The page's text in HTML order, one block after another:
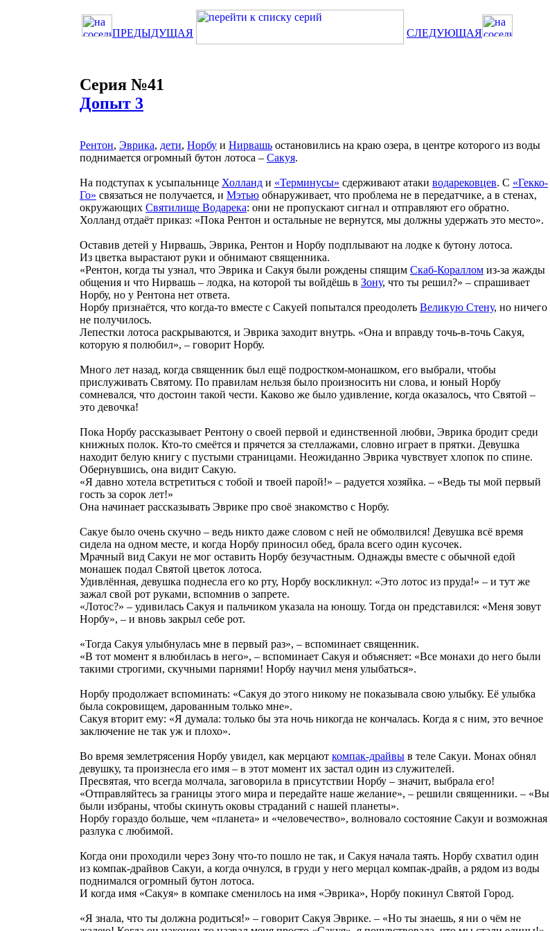
ПРЕДЫДУЩАЯ СЛЕДУЮЩАЯ
Серия №41
Допыт 3
Рентон, Эврика, дети, Норбу и Нирвашь остановились на краю озера, в центре которого из воды
поднимается огромный бутон лотоса – Сакуя.
На подступах к усыпальнице Холланд и «Терминусы» сдерживают атаки водарековцев. С «Гекко-
Го» связаться не получается, и Мэтью обнаруживает, что проблема не в передатчике, а в стенах,
окружающих Святилище Водарека: они не пропускают сигнал и отправляют его обратно.
Холланд отдаёт приказ: «Пока Рентон и остальные не вернутся, мы должны удержать это место».
Оставив детей у Нирвашь, Эврика, Рентон и Норбу подплывают на лодке к бутону лотоса.
Из цветка вырастают руки и обнимают священника.
«Рентон, когда ты узнал, что Эврика и Сакуя были рождены спящим Скаб-Кораллом из-за жажды
общения и что Нирвашь – лодка, на которой ты войдёшь в Зону, что ты решил?» – спрашивает
Норбу, но у Рентона нет ответа.
Норбу признаётся, что когда-то вместе с Сакуей попытался преодолеть Великую Стену, но ничего
не получилось.
Лепестки лотоса раскрываются, и Эврика заходит внутрь. «Она и вправду точь-в-точь Сакуя,
которую я полюбил», – говорит Норбу.
Много лет назад, когда священник был ещё подростком-монашком, его выбрали, чтобы
прислуживать Святому. По правилам нельзя было произносить ни слова, и юный Норбу
сомневался, что достоин такой чести. Каково же было удивление, когда оказалось, что Святой –
это девочка!
Пока Норбу рассказывает Рентону о своей первой и единственной любви, Эврика бродит среди
книжных полок. Кто-то смеётся и прячется за стеллажами, словно играет в прятки. Девушка
находит белую книгу с пустыми страницами. Неожиданно Эврика чувствует хлопок по спине.
Обернувшись, она видит Сакую.
«Я давно хотела встретиться с тобой и твоей парой!» – радуется хозяйка. – «Ведь ты мой первый
гость за сорок лет!»
Она начинает рассказывать Эврике про своё знакомство с Норбу.
Сакуе было очень скучно – ведь никто даже словом с ней не обмолвился! Девушка всё время
сидела на одном месте, и когда Норбу приносил обед, брала всего один кусочек.
Мрачный вид Сакуи не мог оставить Норбу безучастным. Однажды вместе с обычной едой
монашек подал Святой цветок лотоса.
Удивлённая, девушка поднесла его ко рту, Норбу воскликнул: «Это лотос из пруда!» – и тут же
зажал свой рот руками, вспомнив о запрете.
«Лотос?» – удивилась Сакуя и пальчиком указала на юношу. Тогда он представился: «Меня зовут
Норбу», – и вновь закрыл себе рот.
«Тогда Сакуя улыбнулась мне в первый раз», – вспоминает священник.
«В тот момент я влюбилась в него», – вспоминает Сакуя и объясняет: «Все монахи до него были
такими строгими, скучными парнями! Норбу научил меня улыбаться».
Норбу продолжает вспоминать: «Сакуя до этого никому не показывала свою улыбку. Её улыбка
была сокровищем, дарованным только мне».
Сакуя вторит ему: «Я думала: только бы эта ночь никогда не кончалась. Когда я с ним, это вечное
заключение не так уж и плохо».
Во время землетрясения Норбу увидел, как мерцают компак-драйвы в теле Сакуи. Монах обнял
девушку, та произнесла его имя – в этот момент их застал один из служителей.
Пресвятая, что всегда молчала, заговорила в присутствии Норбу – значит, выбрала его!
«Отправляйтесь за границы этого мира и передайте наше желание», – решили священники. – «Вы
были избраны, чтобы скинуть оковы страданий с нашей планеты».
Норбу гораздо больше, чем «планета» и «человечество», волновало состояние Сакуи и возможная
разлука с любимой.
Когда они проходили через Зону что-то пошло не так, и Сакуя начала таять. Норбу схватил один
из компак-драйвов Сакуи, а когда очнулся, в груди у него мерцал компак-драйв, а рядом из воды
поднимался огромный бутон лотоса.
И когда имя «Сакуя» в компаке сменилось на имя «Эврика», Норбу покинул Святой Город.
«Я знала, что ты должна родиться!» – говорит Сакуя Эврике. – «Но ты знаешь, я ни о чём не